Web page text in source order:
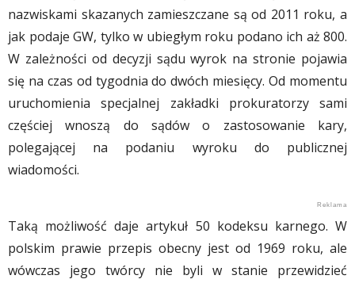
nazwiskami skazanych zamieszczane są od 2011 roku, a
jak podaje GW, tylko w ubiegłym roku podano ich aż 800.
W zależności od decyzji sądu wyrok na stronie pojawia
się na czas od tygodnia do dwóch miesięcy. Od momentu
uruchomienia specjalnej zakładki prokuratorzy sami
częściej wnoszą do sądów o zastosowanie kary,
polegającej na podaniu wyroku do publicznej
wiadomości.
Taką możliwość daje artykuł 50 kodeksu karnego. W
polskim prawie przepis obecny jest od 1969 roku, ale
wówczas jego twórcy nie byli w stanie przewidzieć